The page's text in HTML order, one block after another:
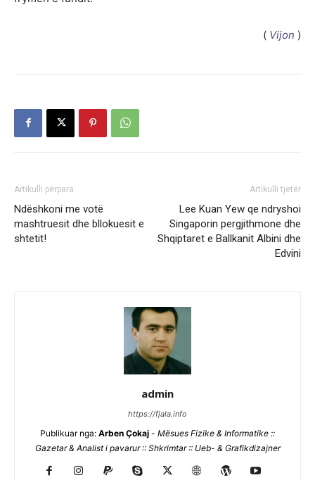
( Vijon )
Artikulli përpara
Ndëshkoni me votë
mashtruesit dhe bllokuesit e
shtetit!
Artikulli tjetër
Lee Kuan Yew qe ndryshoi
Singaporin pergjithmone dhe
Shqiptaret e Ballkanit Albini dhe
Edvini
admin
https://fjala.info
Publikuar nga: Arben Çokaj - Mësues Fizike & Informatike ::
Gazetar & Analist i pavarur :: Shkrimtar :: Ueb- & Grafikdizajner